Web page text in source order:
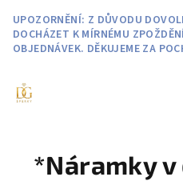
obsah
UPOZORNĚNÍ: Z DŮVODU
DOCHÁZET K MÍRNÉMU
OBJEDNÁVEK. DĚKUJEME ZA
*Náramky v